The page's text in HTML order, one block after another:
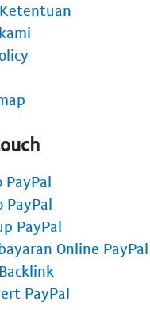
PayPal
PayPal
PayPal
Online PayPal
PayPal